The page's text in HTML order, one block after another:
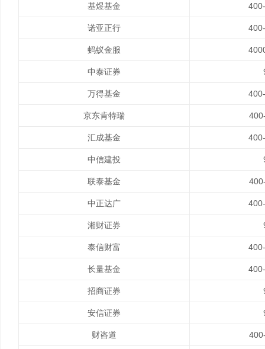
基煜基金
诺亚正行
蚂蚁金服
中泰证券
万得基金
京东肯特瑞
汇成基金
中信建投
联泰基金
中正达广
湘财证券
泰信财富
长量基金
招商证券
安信证券
财咨道